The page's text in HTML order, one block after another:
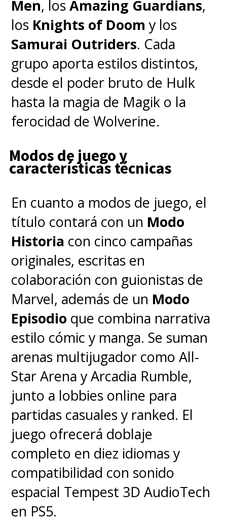
@FlightAttendant#Hacks
#EmmyNoms #Emmys
#Emmys2021
pic.twitter.com/p0gYKPw0YL
— Television Academy (@TelevisionAcad)July 13, 2021
tendrá lugar el 19 de
septiembre, si es que la
pandemia no obliga a
postergarla.
Men, losAmazing Guardians,
los Knights of Doom y los
Samurai Outriders. Cada
grupo aporta estilos distintos,
desde el poder bruto de Hulk
hasta la magia de Magik o la
ferocidad de Wolverine.
Modos de juego y
características técnicas
En cuanto a modos de juego, el
título contará con un Modo
Historia con cinco campañas
originales, escritas en
colaboración con guionistas de
Marvel, además de un Modo
Episodio que combina narrativa
estilo cómic y manga. Se suman
arenas multijugador como All-
Star Arena y Arcadia Rumble,
junto a lobbies online para
partidas casuales y ranked. El
juego ofrecerá doblaje
completo en diez idiomas y
compatibilidad con sonido
espacial Tempest 3D AudioTech
en PS5.